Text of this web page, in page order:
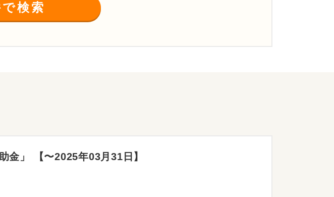
検索
金」 【〜2025年03月31日】